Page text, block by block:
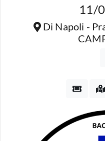
11/
Di Napoli -